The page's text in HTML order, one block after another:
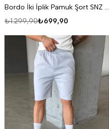
Bordo İki İplik Pamuk Şort SNZ 1495
₺699,90
₺1.299,90